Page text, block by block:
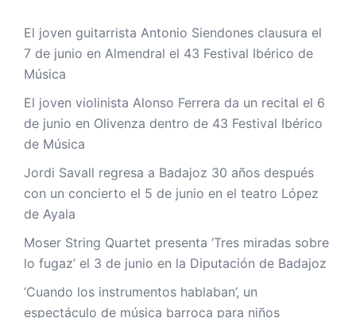
El joven guitarrista Antonio Siendones clausura el
7 de junio en Almendral el 43 Festival Ibérico de
Música
El joven violinista Alonso Ferrera da un recital el 6
de junio en Olivenza dentro de 43 Festival Ibérico
de Música
Jordi Savall regresa a Badajoz 30 años después
con un concierto el 5 de junio en el teatro López
de Ayala
Moser String Quartet presenta ‘Tres miradas sobre
lo fugaz’ el 3 de junio en la Diputación de Badajoz
‘Cuando los instrumentos hablaban’, un
espectáculo de música barroca para niños